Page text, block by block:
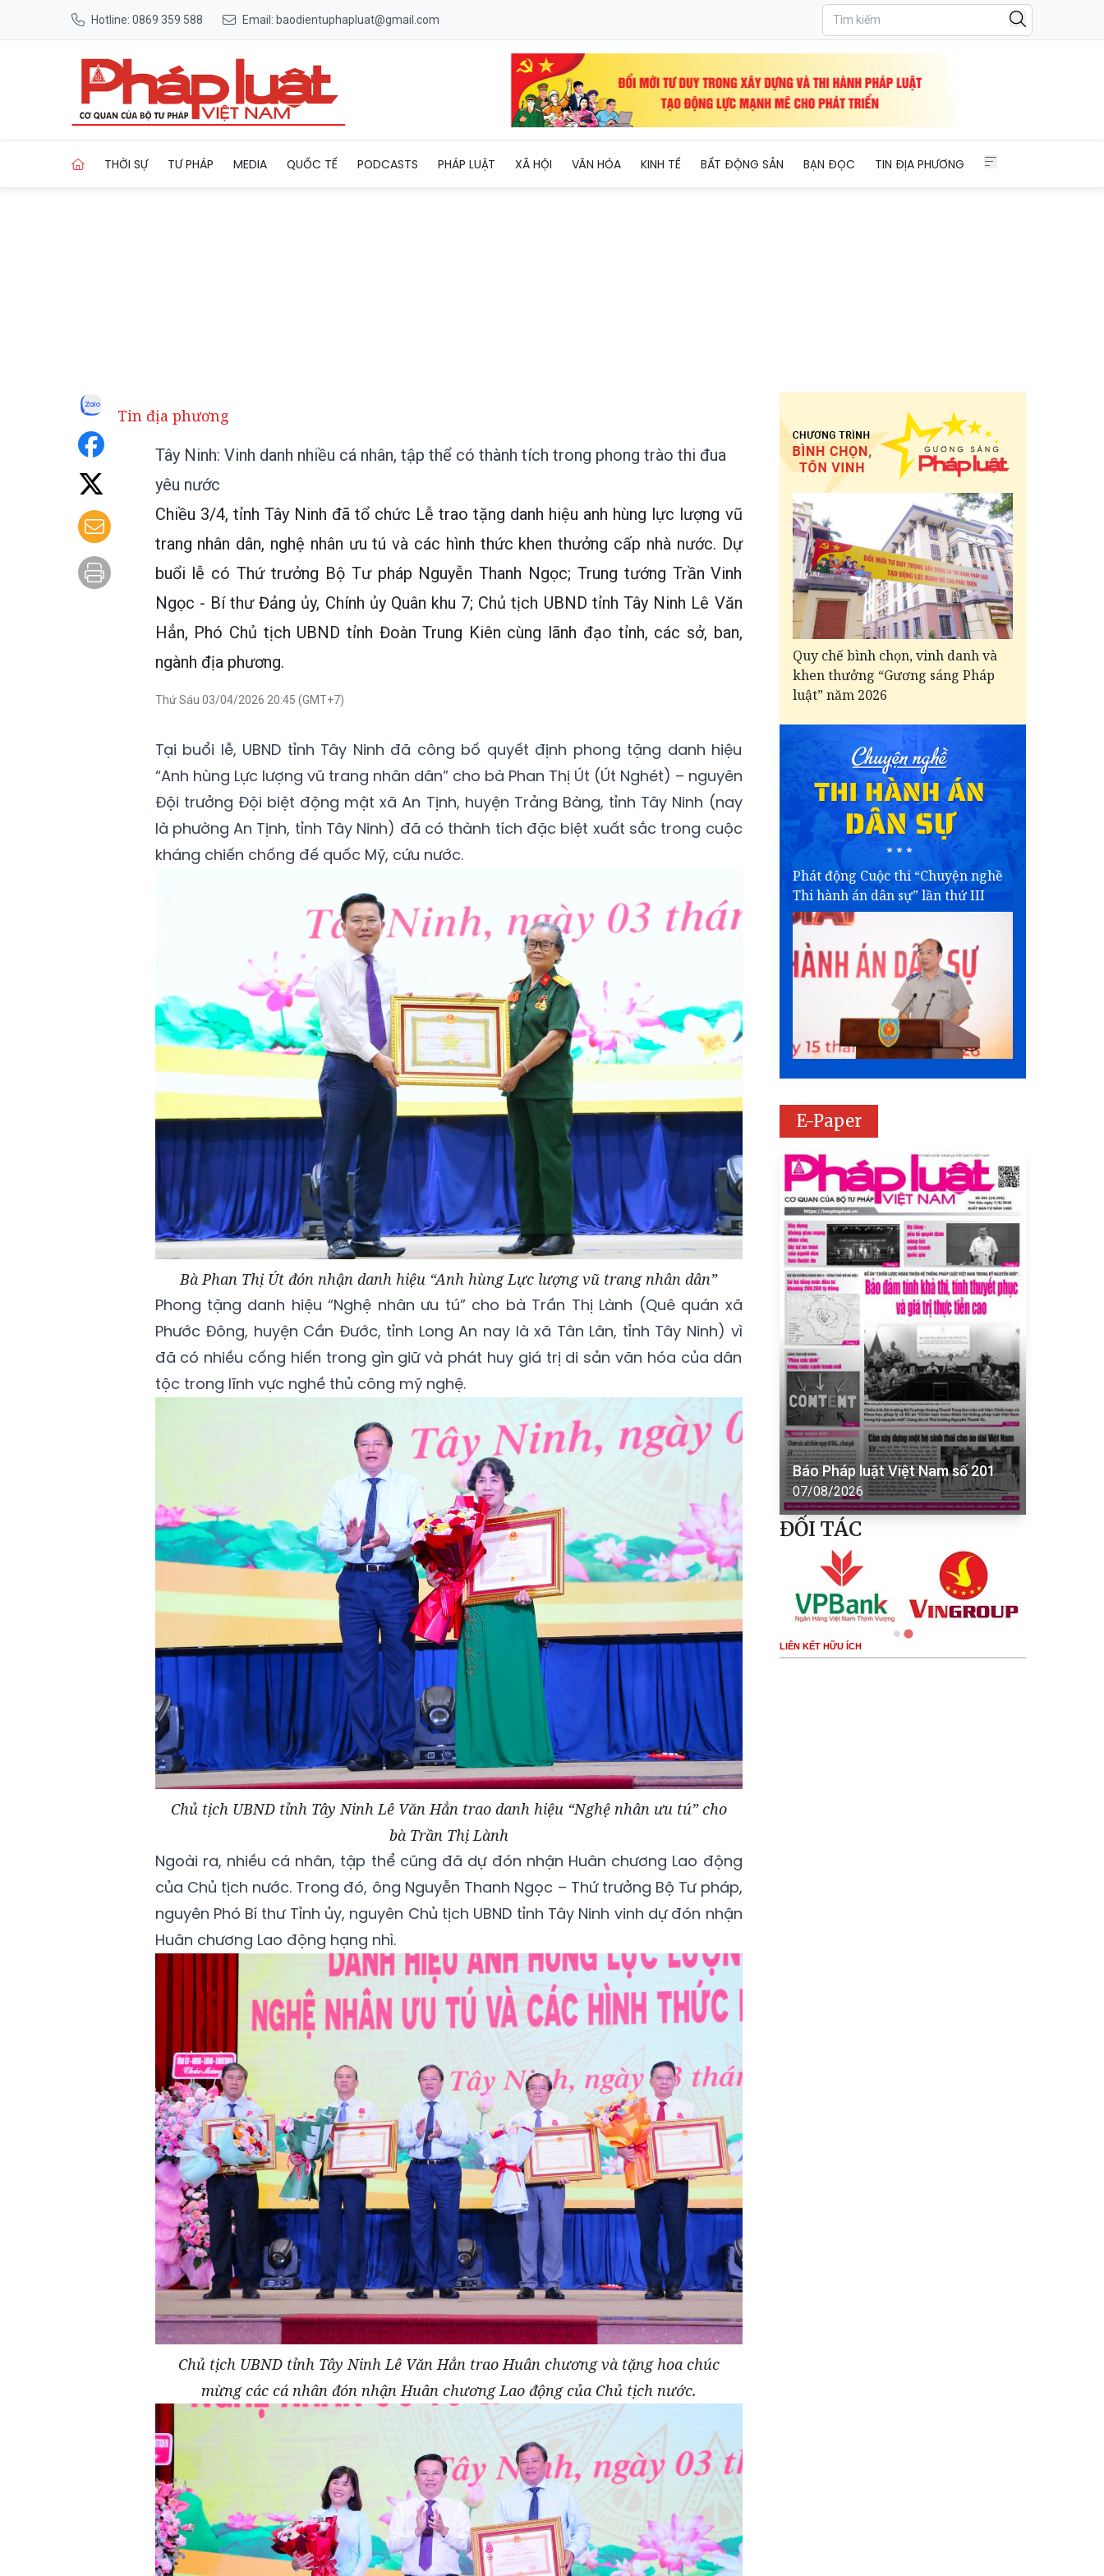
Hotline: 0869 359 588 Email: baodientuphapluat@gmail.com
THỜI SỰ TƯ PHÁP MEDIA QUỐC TẾ PODCASTS PHÁP LUẬT XÃ HỘI VĂN HÓA KINH TẾ BẤT ĐỘNG SẢN BẠN ĐỌC TIN ĐỊA PHƯƠNG
Tin địa phương
Tây Ninh: Vinh danh nhiều cá nhân, tập thể có thành tích trong phong trào thi đua
yêu nước
Chiều 3/4, tỉnh Tây Ninh đã tổ chức Lễ trao tặng danh hiệu anh hùng lực lượng vũ
trang nhân dân, nghệ nhân ưu tú và các hình thức khen thưởng cấp nhà nước. Dự
buổi lễ có Thứ trưởng Bộ Tư pháp Nguyễn Thanh Ngọc; Trung tướng Trần Vinh
Ngọc - Bí thư Đảng ủy, Chính ủy Quân khu 7; Chủ tịch UBND tỉnh Tây Ninh Lê Văn
Hẳn, Phó Chủ tịch UBND tỉnh Đoàn Trung Kiên cùng lãnh đạo tỉnh, các sở, ban,
ngành địa phương.
Thứ Sáu 03/04/2026 20:45 (GMT+7)
Tại buổi lễ, UBND tỉnh Tây Ninh đã công bố quyết định phong tặng danh hiệu
“Anh hùng Lực lượng vũ trang nhân dân” cho bà Phan Thị Út (Út Nghét) – nguyên
Đội trưởng Đội biệt động mật xã An Tịnh, huyện Trảng Bàng, tỉnh Tây Ninh (nay
là phường An Tịnh, tỉnh Tây Ninh) đã có thành tích đặc biệt xuất sắc trong cuộc
kháng chiến chống đế quốc Mỹ, cứu nước.
Bà Phan Thị Út đón nhận danh hiệu “Anh hùng Lực lượng vũ trang nhân dân”
Phong tặng danh hiệu “Nghệ nhân ưu tú” cho bà Trần Thị Lành (Quê quán xã
Phước Đông, huyện Cần Đước, tỉnh Long An nay là xã Tân Lân, tỉnh Tây Ninh) vì
đã có nhiều cống hiến trong gìn giữ và phát huy giá trị di sản văn hóa của dân
tộc trong lĩnh vực nghề thủ công mỹ nghệ.
Chủ tịch UBND tỉnh Tây Ninh Lê Văn Hẳn trao danh hiệu “Nghệ nhân ưu tú” cho
bà Trần Thị Lành
Ngoài ra, nhiều cá nhân, tập thể cũng đã dự đón nhận Huân chương Lao động
của Chủ tịch nước. Trong đó, ông Nguyễn Thanh Ngọc – Thứ trưởng Bộ Tư pháp,
nguyên Phó Bí thư Tỉnh ủy, nguyên Chủ tịch UBND tỉnh Tây Ninh vinh dự đón nhận
Huân chương Lao động hạng nhì.
Chủ tịch UBND tỉnh Tây Ninh Lê Văn Hẳn trao Huân chương và tặng hoa chúc
mừng các cá nhân đón nhận Huân chương Lao động của Chủ tịch nước.
Quy chế bình chọn, vinh danh và
khen thưởng “Gương sáng Pháp
luật” năm 2026
Phát động Cuộc thi “Chuyện nghề
Thi hành án dân sự” lần thứ III
E-Paper
Báo Pháp luật Việt Nam số 201
07/08/2026
ĐỐI TÁC
LIÊN KẾT HỮU ÍCH